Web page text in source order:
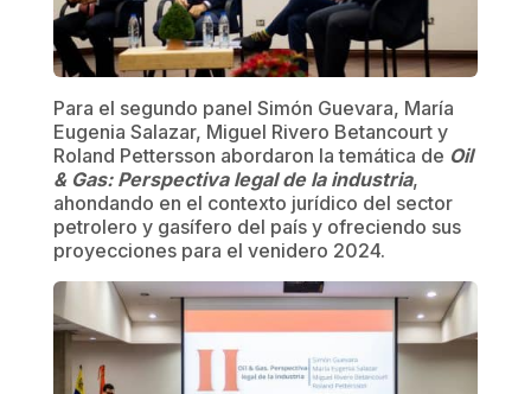
Para el segundo panel Simón Guevara, María
Eugenia Salazar, Miguel Rivero Betancourt y
Roland Pettersson abordaron la temática de Oil
& Gas: Perspectiva legal de la industria,
ahondando en el contexto jurídico del sector
petrolero y gasífero del país y ofreciendo sus
proyecciones para el venidero 2024.